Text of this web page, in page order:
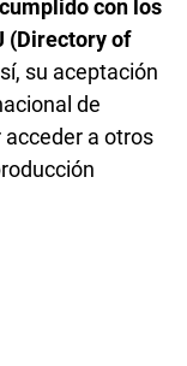
con los
(Directory of
su aceptación
de
a otros